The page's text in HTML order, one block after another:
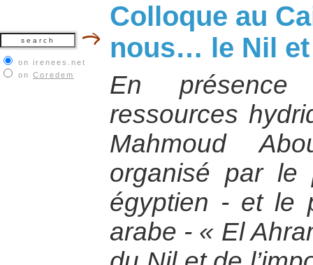
on irenees.net
on Coredem
Colloque au
nous… le Nil et
En
ressources
Mahmoud
organisé par le
égyptien - et le
arabe - « El